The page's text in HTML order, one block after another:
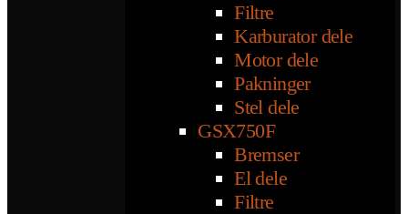
Filtre
Karburator dele
Motor dele
Pakninger
Stel dele
GSX750F
Bremser
El dele
Filtre